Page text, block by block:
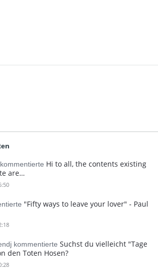
Hi to all, the contents existing
are…
"Fifty ways to leave your lover" - Paul
kommentierte Suchst du vielleicht "Tage
den Toten Hosen?